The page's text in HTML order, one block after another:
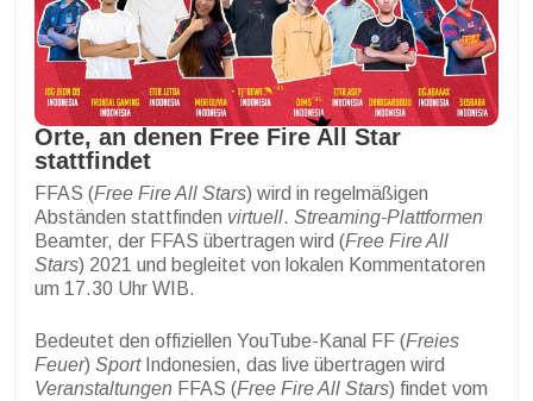
Orte, an denen Free Fire All Star
stattfindet
FFAS (Free Fire All Stars) wird in regelmäßigen
Abständen stattfinden virtuell. Streaming-Plattformen
Beamter, der FFAS übertragen wird (Free Fire All
Stars) 2021 und begleitet von lokalen Kommentatoren
um 17.30 Uhr WIB.
Bedeutet den offiziellen YouTube-Kanal FF (Freies
Feuer) Sport Indonesien, das live übertragen wird
Veranstaltungen FFAS (Free Fire All Stars) findet vom